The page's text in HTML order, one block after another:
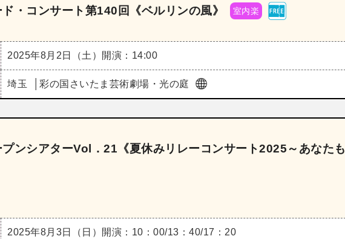
・コンサート第140回《ベルリンの風》 室内楽
2025年8月2日（土） 開演：14:00
埼玉 彩の国さいたま芸術劇場・光の庭
ンシアターVol．21《夏休みリレーコンサート2025～あなたも
2025年8月3日（日） 開演：10：00/13：40/17：20